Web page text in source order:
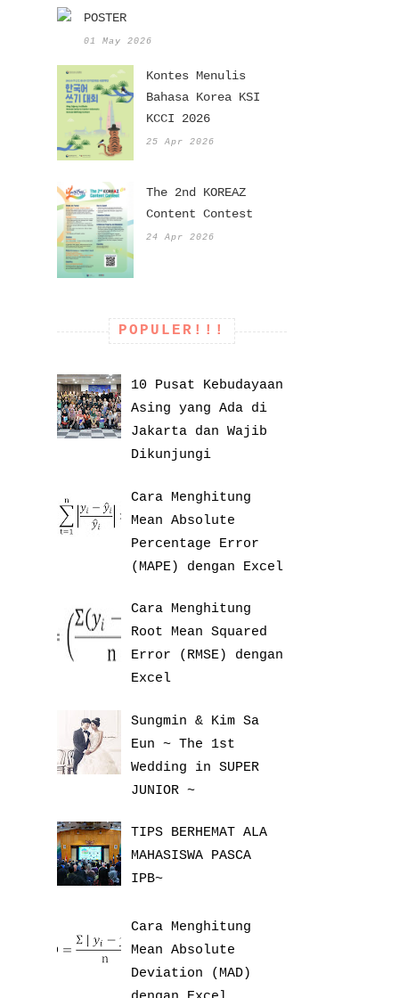
POSTER
01 May 2026
Kontes Menulis
Bahasa Korea KSI
KCCI 2026
25 Apr 2026
The 2nd KOREAZ
Content Contest
24 Apr 2026
POPULER!!!
10 Pusat Kebudayaan
Asing yang Ada di
Jakarta dan Wajib
Dikunjungi
Cara Menghitung
Mean Absolute
Percentage Error
(MAPE) dengan Excel
Cara Menghitung
Root Mean Squared
Error (RMSE) dengan
Excel
Sungmin & Kim Sa
Eun ~ The 1st
Wedding in SUPER
JUNIOR ~
TIPS BERHEMAT ALA
MAHASISWA PASCA
IPB~
Cara Menghitung
Mean Absolute
Deviation (MAD)